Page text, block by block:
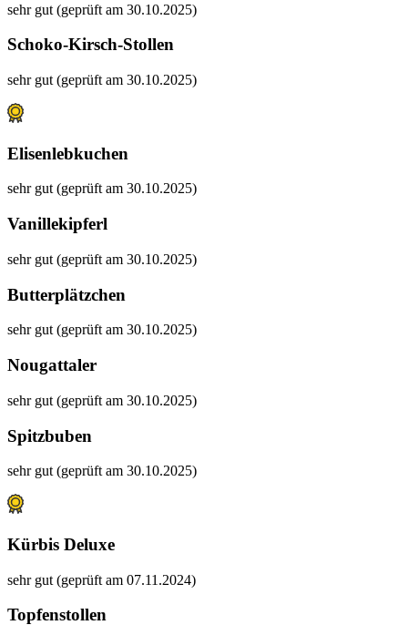
sehr gut (geprüft am 30.10.2025)
Schoko-Kirsch-Stollen
sehr gut (geprüft am 30.10.2025)
Elisenlebkuchen
sehr gut (geprüft am 30.10.2025)
Vanillekipferl
sehr gut (geprüft am 30.10.2025)
Butterplätzchen
sehr gut (geprüft am 30.10.2025)
Nougattaler
sehr gut (geprüft am 30.10.2025)
Spitzbuben
sehr gut (geprüft am 30.10.2025)
Kürbis Deluxe
sehr gut (geprüft am 07.11.2024)
Topfenstollen